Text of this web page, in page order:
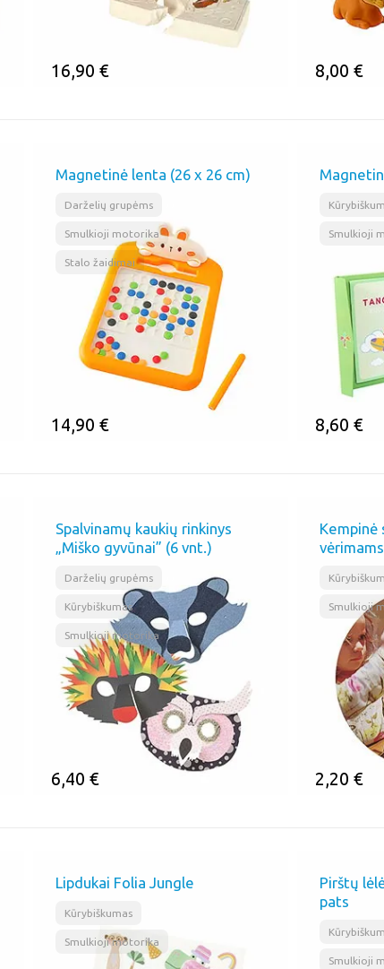
16,90 € 8,00 €
Magnetinė lenta (26 x 26 cm)
Darželių grupėms
Smulkioji motorika
Stalo žaidimai
14,90 €
Smulkioji
8,60 €
Spalvinamų kaukių rinkinys
„Miško gyvūnai” (6 vnt.)
Darželių grupėms
Kūrybiškumas
Smulkioji motorika
6,40 €
Kempinė
vėrimams
Smulkioji
2,20 €
Lipdukai Folia Jungle
Kūrybiškumas
Smulkioji motorika
Pirštų
pats
Smulkioji